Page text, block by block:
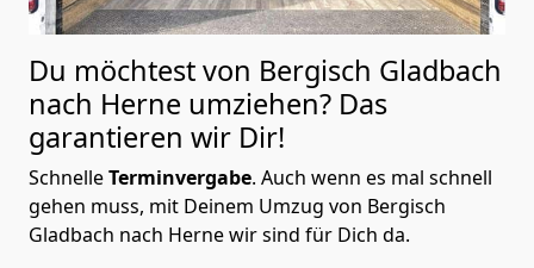
Du möchtest von Bergisch Gladbach
nach Herne umziehen? Das
garantieren wir Dir!
SchnelleTerminvergabe. Auch wenn es mal schnell
gehen muss, mit Deinem Umzug von Bergisch
Gladbach nach Herne wir sind für Dich da.